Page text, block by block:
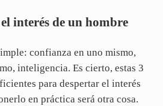
interés de un hombre
confianza en uno mismo,
inteligencia. Es cierto, estas 3
para despertar el interés
en práctica será otra cosa.